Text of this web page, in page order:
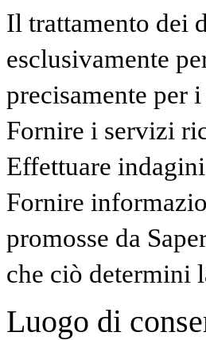
Il trattamento dei
esclusivamente
precisamente per
Fornire i servizi
Effettuare
Fornire
promosse da
che ciò determini
Luogo di